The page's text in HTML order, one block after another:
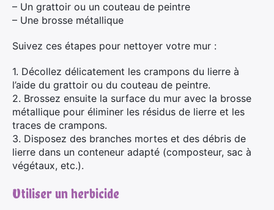
– Un grattoir ou un couteau de peintre
– Une brosse métallique
Suivez ces étapes pour nettoyer votre mur :
1. Décollez délicatement les crampons du lierre à
l’aide du grattoir ou du couteau de peintre.
2. Brossez ensuite la surface du mur avec la brosse
métallique pour éliminer les résidus de lierre et les
traces de crampons.
3. Disposez des branches mortes et des débris de
lierre dans un conteneur adapté (composteur, sac à
végétaux, etc.).
Utiliser un herbicide